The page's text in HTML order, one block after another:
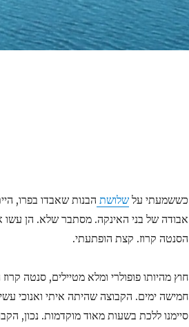
כששמעתי עלשלושת הבנות שאבדו בפרו,
אבודה של בני האינקה. מסתבר שלא. הן עשו
הסנטה קרוז. קצת הופתעתי.
חוץ מהיותו פופולרי ומלא מטיילים, סנטה
חמישה ימים. הקבוצה שהיתה איתי ואנוכי
סיימנו ללכת בשעות מאוד מוקדמות. נכון,